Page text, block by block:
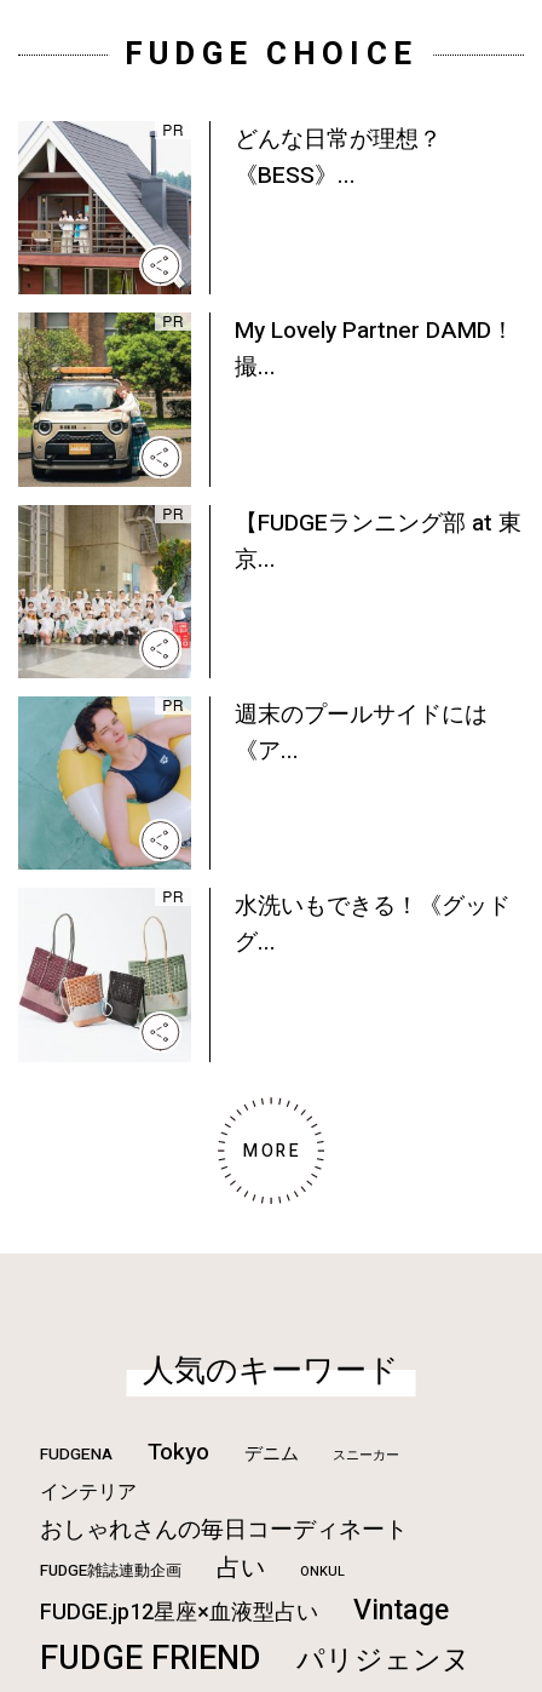
FUDGE CHOICE
どんな日常が理想？
《BESS》...
My Lovely Partner DAMD！
撮...
【FUDGEランニング部 at 東
京...
週末のプールサイドには
《ア...
水洗いもできる！《グッド
グ...
MORE
人気のキーワード
FUDGENA Tokyo デニム スニーカー
インテリア
おしゃれさんの毎日コーディネート
FUDGE雑誌連動企画 占い ONKUL
FUDGE.jp12星座×血液型占い Vintage
FUDGE FRIEND パリジェンヌ